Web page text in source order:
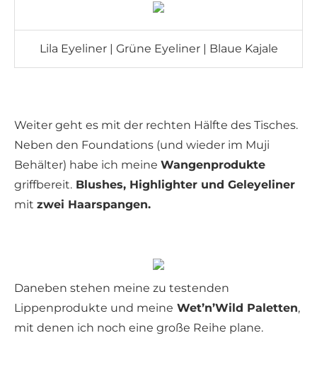
Lila Eyeliner | Grüne Eyeliner | Blaue Kajale
Weiter geht es mit der rechten Hälfte des Tisches.
Neben den Foundations (und wieder im Muji
Behälter) habe ich meine Wangenprodukte
griffbereit. Blushes, Highlighter und Geleyeliner
mit zwei Haarspangen.
Daneben stehen meine zu testenden
Lippenprodukte und meine Wet’n’Wild Paletten,
mit denen ich noch eine große Reihe plane.